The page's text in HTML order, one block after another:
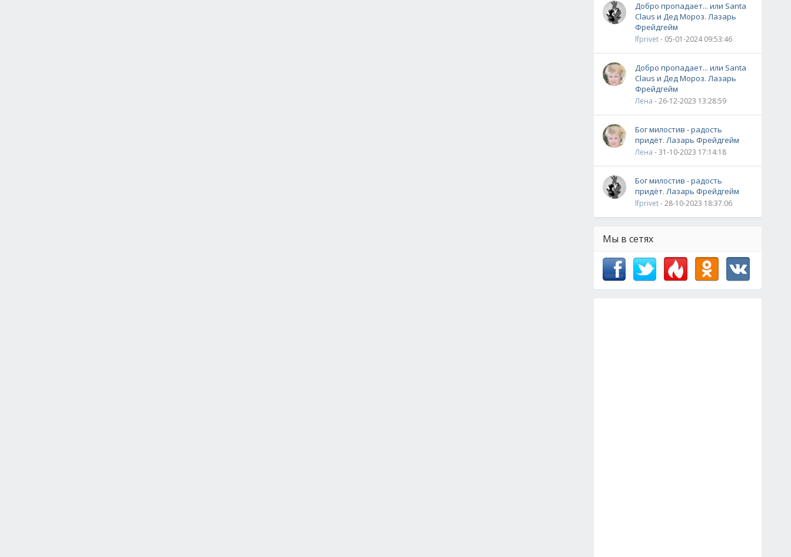
Добро пропадает... или Santa
Claus и Дед Мороз. Лазарь
Фрейдгейм
lfprivet- 05-01-2024 09:53:46
Добро пропадает... или Santa
Claus и Дед Мороз. Лазарь
Фрейдгейм
Лена - 26-12-2023 13:28:59
Бог милостив - радость
придёт. Лазарь Фрейдгейм
Лена - 31-10-2023 17:14:18
Бог милостив - радость
придёт. Лазарь Фрейдгейм
lfprivet- 28-10-2023 18:37:06
Мы в сетях